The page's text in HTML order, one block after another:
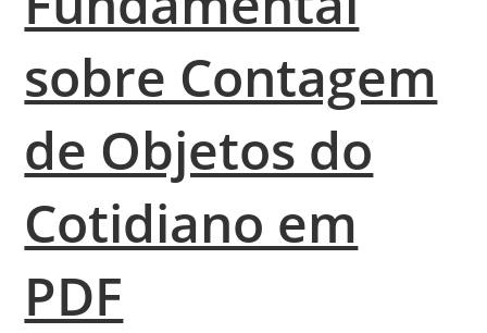
sobre Contagem
de Objetos do
Cotidiano em
PDF